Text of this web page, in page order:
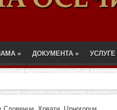
» ДОКУМЕНТА » УСЛУГЕ